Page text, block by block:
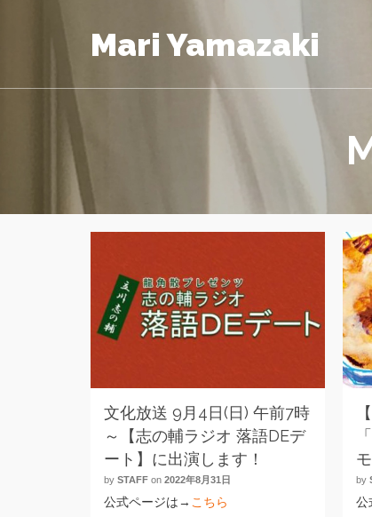
Mari Yamazaki
文化放送 9月4日(日) 午前7時
～【志の輔ラジオ 落語DEデ
ート】に出演します！
by STAFF on 2022年8月31日
公式ページは→ こちら
by
公